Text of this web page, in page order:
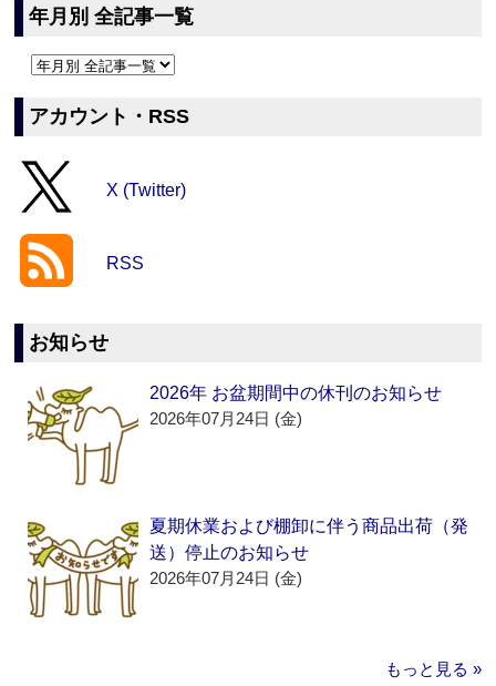
年月別 全記事一覧
アカウント・RSS
X (Twitter)
RSS
お知らせ
2026年 お盆期間中の休刊のお知らせ
2026年07月24日 (金)
夏期休業および棚卸に伴う商品出荷（発
送）停止のお知らせ
2026年07月24日 (金)
もっと見る »